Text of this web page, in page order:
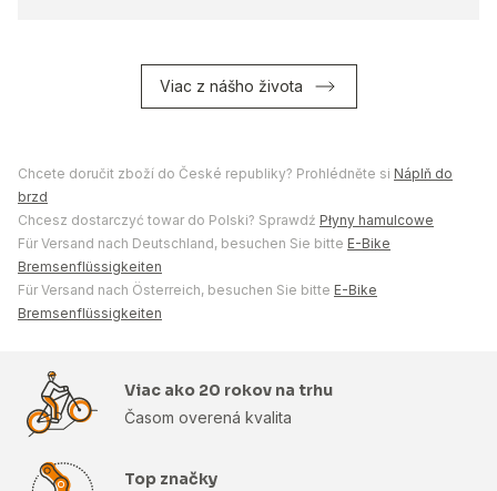
Viac z nášho života
Chcete doručit zboží do České republiky? Prohlédněte si Náplň do
brzd
Chcesz dostarczyć towar do Polski? Sprawdź Płyny hamulcowe
Für Versand nach Deutschland, besuchen Sie bitte E-Bike
Bremsenflüssigkeiten
Für Versand nach Österreich, besuchen Sie bitte E-Bike
Bremsenflüssigkeiten
Viac ako 20 rokov na trhu
Časom overená kvalita
Top značky